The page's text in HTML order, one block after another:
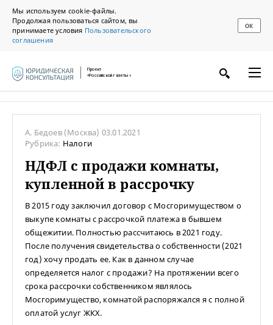
Мы используем cookie-файлы.
Продолжая пользоваться сайтом, вы
принимаете условия Пользовательского
соглашения
ОК
Проект
«Российской газеты»
А. Бедоев(Москва) 03.01.2021
Рубрика: Налоги
НДФЛ с продажи комнаты,
купленной в рассрочку
В 2015 году заключил договор с Мосгоримуществом о
выкупе комнаты с рассрочкой платежа в бывшем
общежитии. Полностью рассчитаюсь в 2021 году.
После получения свидетельства о собственности (2021
год) хочу продать ее. Как в данном случае
определяется налог с продажи? На протяжении всего
срока рассрочки собственником являлось
Мосгоримущество, комнатой распоряжался я с полной
оплатой услуг ЖКХ.